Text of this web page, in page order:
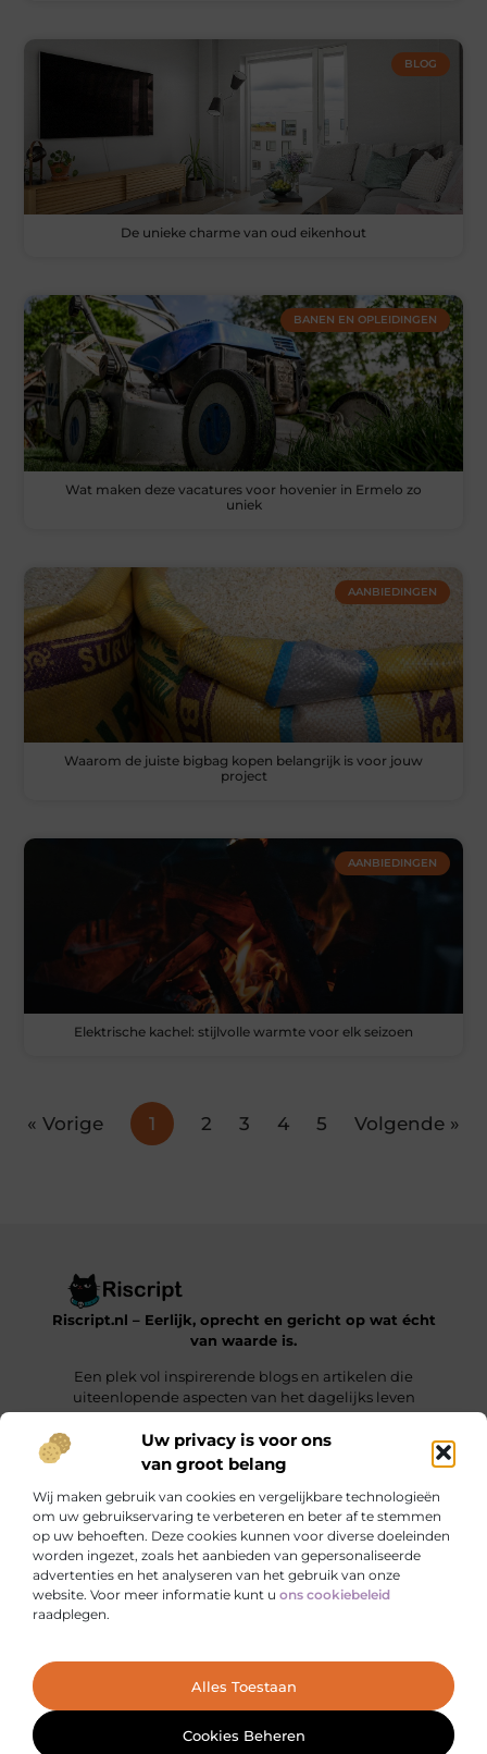
Uw privacy is voor ons
van groot belang
Wij maken gebruik van cookies en vergelijkbare technologieën
om uw gebruikservaring te verbeteren en beter af te stemmen
op uw behoeften. Deze cookies kunnen voor diverse doeleinden
worden ingezet, zoals het aanbieden van gepersonaliseerde
advertenties en het analyseren van het gebruik van onze
website. Voor meer informatie kunt u ons cookiebeleid
raadplegen.
Alles Toestaan
Cookies Beheren
Ga Naar
BLOG
De unieke charme van oud eikenhout
BANEN EN OPLEIDINGEN
Wat maken deze vacatures voor hovenier in Ermelo zo
uniek
AANBIEDINGEN
Waarom de juiste bigbag kopen belangrijk is voor jouw
project
AANBIEDINGEN
Elektrische kachel: stijlvolle warmte voor elk seizoen
« Vorige 1 2 3 4 5 Volgende »
Riscript.nl – Eerlijk, oprecht en gericht op wat écht
van waarde is.
Een plek vol inspirerende blogs en artikelen die
uiteenlopende aspecten van het dagelijks leven
behandelen.
Onze informatie
Bericht categorie
Cookiebeleid (EU)
@2025 www.riscript.nl. All Right Reserved.